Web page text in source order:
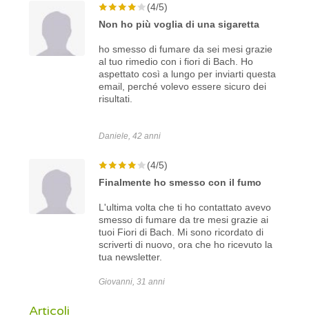
(4/5)
Non ho più voglia di una sigaretta
ho smesso di fumare da sei mesi grazie
al tuo rimedio con i fiori di Bach. Ho
aspettato così a lungo per inviarti questa
email, perché volevo essere sicuro dei
risultati.
Daniele, 42 anni
(4/5)
Finalmente ho smesso con il fumo
L'ultima volta che ti ho contattato avevo
smesso di fumare da tre mesi grazie ai
tuoi Fiori di Bach. Mi sono ricordato di
scriverti di nuovo, ora che ho ricevuto la
tua newsletter.
Giovanni, 31 anni
Articoli